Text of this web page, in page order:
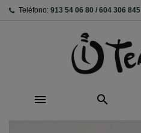
Teléfono: 913 54 06 80 / 604 306 845
 